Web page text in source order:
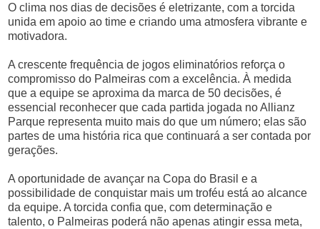
O clima nos dias de decisões é eletrizante, com a torcida
unida em apoio ao time e criando uma atmosfera vibrante e
motivadora.
A crescente frequência de jogos eliminatórios reforça o
compromisso do Palmeiras com a excelência. À medida
que a equipe se aproxima da marca de 50 decisões, é
essencial reconhecer que cada partida jogada no Allianz
Parque representa muito mais do que um número; elas são
partes de uma história rica que continuará a ser contada por
gerações.
A oportunidade de avançar na Copa do Brasil e a
possibilidade de conquistar mais um troféu está ao alcance
da equipe. A torcida confia que, com determinação e
talento, o Palmeiras poderá não apenas atingir essa meta,